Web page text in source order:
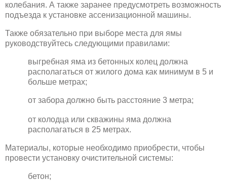
колебания. А также заранее предусмотреть возможность
подъезда к установке ассенизационной машины.
Также обязательно при выборе места для ямы
руководствуйтесь следующими правилами:
выгребная яма из бетонных колец должна
располагаться от жилого дома как минимум в 5 и
больше метрах;
от забора должно быть расстояние 3 метра;
от колодца или скважины яма должна
располагаться в 25 метрах.
Материалы, которые необходимо приобрести, чтобы
провести установку очистительной системы:
бетон;